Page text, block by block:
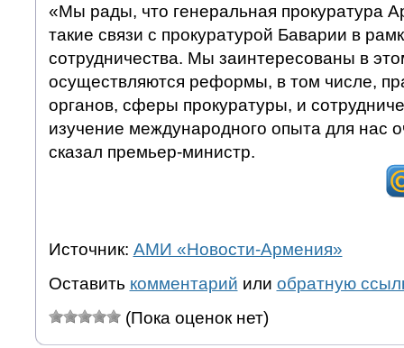
«Мы рады, что генеральная прокуратура
такие связи с прокуратурой Баварии в
сотрудничества. Мы заинтересованы в
осуществляются реформы, в том числе,
органов, сферы прокуратуры, и
изучение международного опыта для нас
сказал премьер-министр.
Источник: АМИ «Новости-Армения»
Оставить комментарий или обратную
(Пока оценок нет)